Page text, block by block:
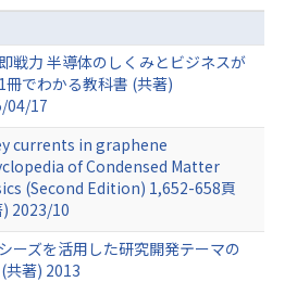
戦力 半導体のしくみとビジネスが
冊でわかる教科書 (共著)
04/17
currents in graphene
of Condensed Matter
(Second Edition) 1,652-658頁
2023/10
ーズを活用した研究開発テーマの
共著) 2013